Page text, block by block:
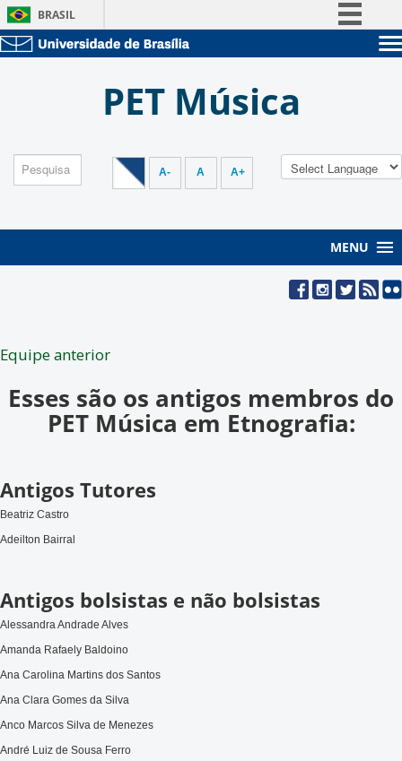
BRASIL
Participe
Legislação Administração
Servidor
PET Música
A- A A+
MENU
Equipe anterior
Esses são os antigos membros do
PET Música em Etnografia:
Antigos Tutores
Beatriz Castro
Adeilton Bairral
Antigos bolsistas e não bolsistas
Alessandra Andrade Alves
Amanda Rafaely Baldoino
Ana Carolina Martins dos Santos
Ana Clara Gomes da Silva
Anco Marcos Silva de Menezes
André Luiz de Sousa Ferro